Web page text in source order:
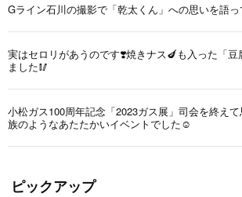
Gライン石川の撮影で「乾太くん」への思いを語
実はセロリがあうのです❣️焼きナス🍆も入った「
ました🥢
小松ガス100周年記念「2023ガス展」司会を終え
族のようなあたたかいイベントでした☺️
ピックアップ